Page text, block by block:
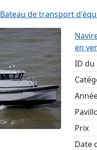
Bateau de transport
en
ID du
Prix
Date